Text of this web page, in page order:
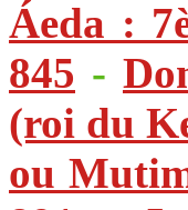
Áeda :
845 -
(roi du
ou